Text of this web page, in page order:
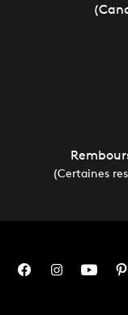
(Certaines